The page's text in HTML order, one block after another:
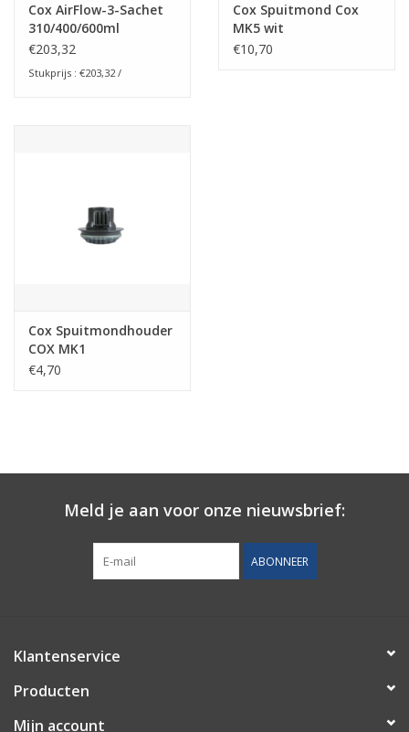
Cox AirFlow-3-Sachet
310/400/600ml
€203,32
Stukprijs : €203,32 /
Cox Spuitmond Cox
MK5 wit
€10,70
Cox Spuitmondhouder
COX MK1
€4,70
Meld je aan voor onze nieuwsbrief:
ABONNEER
Klantenservice
Producten
Mijn account